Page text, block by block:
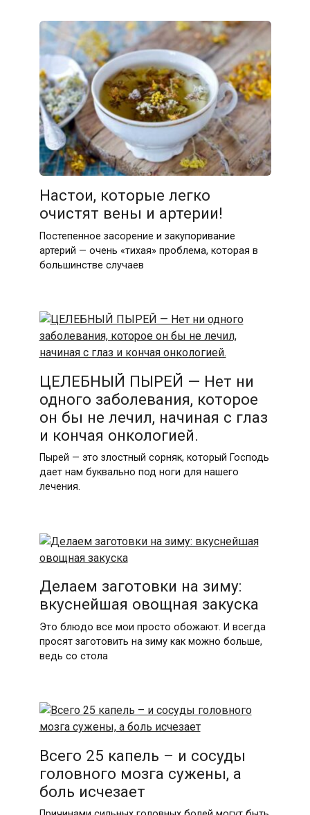
Настои, которые легко
очистят вены и артерии!
Постепенное засорение и закупоривание
артерий — очень «тихая» проблема, которая в
большинстве случаев
ЦЕЛЕБНЫЙ ПЫРЕЙ — Нет ни
одного заболевания, которое
он бы не лечил, начиная с глаз
и кончая онкологией.
Пырей — это злостный сорняк, который Господь
дает нам буквально под ноги для нашего
лечения.
Делаем заготовки на зиму:
вкуснейшая овощная закуска
Это блюдо все мои просто обожают. И всегда
просят заготовить на зиму как можно больше,
ведь со стола
Всего 25 капель – и сосуды
головного мозга сужены, а
боль исчезает